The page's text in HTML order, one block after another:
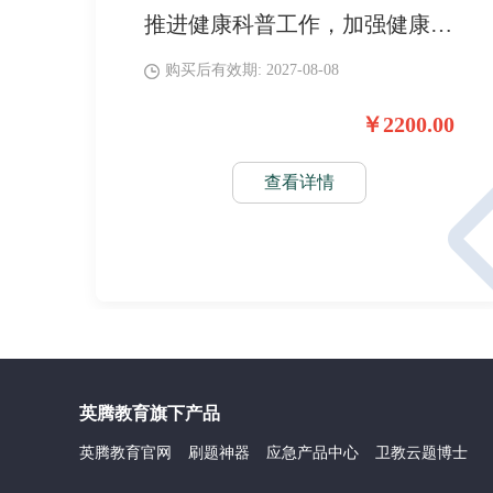
推进健康科普工作，加强健康知识普及，提升公众健康素养，助力医护人员科普能力建设。
购买后有效期: 2027-08-08
￥2200.00
查看详情
英腾教育旗下产品
英腾教育官网 刷题神器 应急产品中心 卫教云题博士